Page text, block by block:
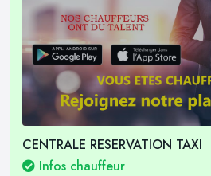
CENTRALE RESERVATION TAXI
Infos chauffeur